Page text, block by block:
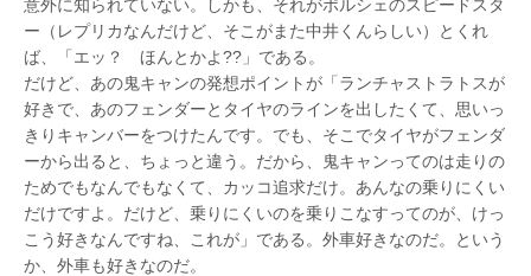
意外に知られていない。しかも、それがポルシェのスピードスタ
ー（レプリカなんだけど、そこがまた中井くんらしい）とくれ
ば、「エッ？ ほんとかよ??」である。
だけど、あの鬼キャンの発想ポイントが「ランチャストラトスが
好きで、あのフェンダーとタイヤのラインを出したくて、思いっ
きりキャンバーをつけたんです。でも、そこでタイヤがフェンダ
ーから出ると、ちょっと違う。だから、鬼キャンってのは走りの
ためでもなんでもなくて、カッコ追求だけ。あんなの乗りにくい
だけですよ。だけど、乗りにくいのを乗りこなすってのが、けっ
こう好きなんですね、これが」である。外車好きなのだ。という
か、外車も好きなのだ。